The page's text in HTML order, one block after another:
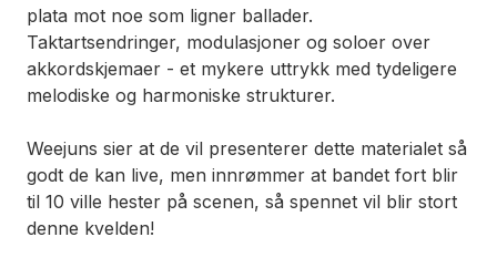
plata mot noe som ligner ballader.
Taktartsendringer, modulasjoner og soloer over
akkordskjemaer - et mykere uttrykk med tydeligere
melodiske og harmoniske strukturer.
Weejuns sier at de vil presenterer dette materialet så
godt de kan live, men innrømmer at bandet fort blir
til 10 ville hester på scenen, så spennet vil blir stort
denne kvelden!